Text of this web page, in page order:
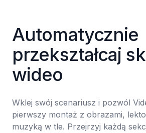
Automatycznie
przekształcaj
wideo
Wklej swój scenariusz i pozwól
pierwszy montaż z obrazami,
muzyką w tle. Przejrzyj każdą